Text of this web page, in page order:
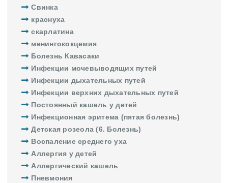
Свинка
краснуха
скарлатина
менингококцемия
Болезнь Кавасаки
Инфекции мочевыводящих путей
Инфекции дыхательных путей
Инфекции верхних дыхательных путей
Постоянный кашель у детей
Инфекционная эритема (пятая болезнь)
Детская розеола (6. Болезнь)
Воспаление среднего уха
Аллергия у детей
Аллергический кашель
Пневмония